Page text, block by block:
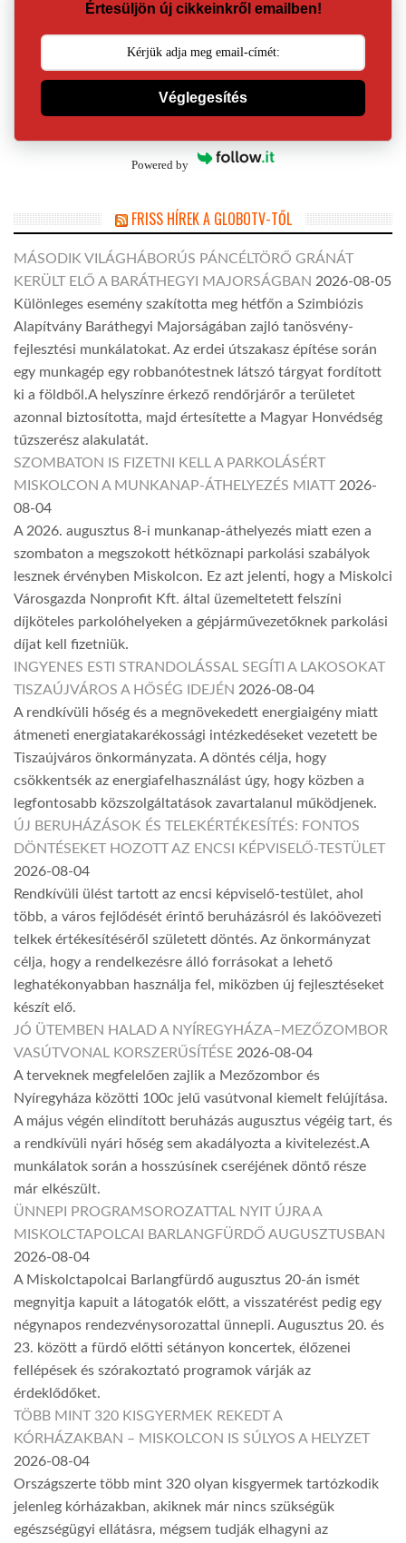
Értesüljön új cikkeinkről emailben!
Véglegesítés
Powered by
FRISS HÍREK A GLOBOTV-TŐL
MÁSODIK VILÁGHÁBORÚS PÁNCÉLTÖRŐ GRÁNÁT
KERÜLT ELŐ A BARÁTHEGYI MAJORSÁGBAN 2026-08-05
Különleges esemény szakította meg hétfőn a Szimbiózis
Alapítvány Baráthegyi Majorságában zajló tanösvény-
fejlesztési munkálatokat. Az erdei útszakasz építése során
egy munkagép egy robbanótestnek látszó tárgyat fordított
ki a földből.A helyszínre érkező rendőrjárőr a területet
azonnal biztosította, majd értesítette a Magyar Honvédség
tűzszerész alakulatát.
SZOMBATON IS FIZETNI KELL A PARKOLÁSÉRT
MISKOLCON A MUNKANAP-ÁTHELYEZÉS MIATT 2026-
08-04
A 2026. augusztus 8-i munkanap-áthelyezés miatt ezen a
szombaton a megszokott hétköznapi parkolási szabályok
lesznek érvényben Miskolcon. Ez azt jelenti, hogy a Miskolci
Városgazda Nonprofit Kft. által üzemeltetett felszíni
díjköteles parkolóhelyeken a gépjárművezetőknek parkolási
díjat kell fizetniük.
INGYENES ESTI STRANDOLÁSSAL SEGÍTI A LAKOSOKAT
TISZAÚJVÁROS A HŐSÉG IDEJÉN 2026-08-04
A rendkívüli hőség és a megnövekedett energiaigény miatt
átmeneti energiatakarékossági intézkedéseket vezetett be
Tiszaújváros önkormányzata. A döntés célja, hogy
csökkentsék az energiafelhasználást úgy, hogy közben a
legfontosabb közszolgáltatások zavartalanul működjenek.
ÚJ BERUHÁZÁSOK ÉS TELEKÉRTÉKESÍTÉS: FONTOS
DÖNTÉSEKET HOZOTT AZ ENCSI KÉPVISELŐ-TESTÜLET
2026-08-04
Rendkívüli ülést tartott az encsi képviselő-testület, ahol
több, a város fejlődését érintő beruházásról és lakóövezeti
telkek értékesítéséről született döntés. Az önkormányzat
célja, hogy a rendelkezésre álló forrásokat a lehető
leghatékonyabban használja fel, miközben új fejlesztéseket
készít elő.
JÓ ÜTEMBEN HALAD A NYÍREGYHÁZA–MEZŐZOMBOR
VASÚTVONAL KORSZERŰSÍTÉSE 2026-08-04
A terveknek megfelelően zajlik a Mezőzombor és
Nyíregyháza közötti 100c jelű vasútvonal kiemelt felújítása.
A május végén elindított beruházás augusztus végéig tart, és
a rendkívüli nyári hőség sem akadályozta a kivitelezést.A
munkálatok során a hosszúsínek cseréjének döntő része
már elkészült.
ÜNNEPI PROGRAMSOROZATTAL NYIT ÚJRA A
MISKOLCTAPOLCAI BARLANGFÜRDŐ AUGUSZTUSBAN
2026-08-04
A Miskolctapolcai Barlangfürdő augusztus 20-án ismét
megnyitja kapuit a látogatók előtt, a visszatérést pedig egy
négynapos rendezvénysorozattal ünnepli. Augusztus 20. és
23. között a fürdő előtti sétányon koncertek, élőzenei
fellépések és szórakoztató programok várják az
érdeklődőket.
TÖBB MINT 320 KISGYERMEK REKEDT A
KÓRHÁZAKBAN – MISKOLCON IS SÚLYOS A HELYZET
2026-08-04
Országszerte több mint 320 olyan kisgyermek tartózkodik
jelenleg kórházakban, akiknek már nincs szükségük
egészségügyi ellátásra, mégsem tudják elhagyni az